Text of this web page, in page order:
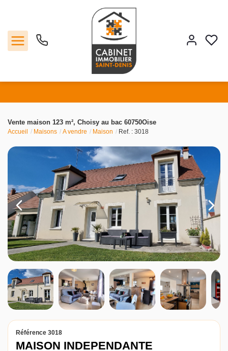
Location
Estimation
Agence
Contact
Vente maison 123 m², Choisy au bac 60750Oise
Accueil Maisons A vendre Maison Ref. : 3018
Référence 3018
MAISON INDEPENDANTE